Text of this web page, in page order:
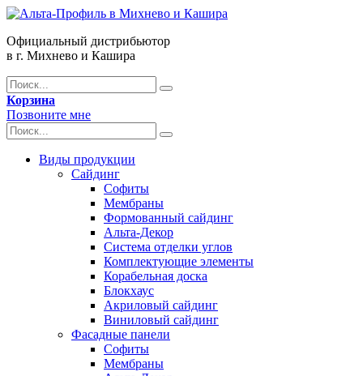
Официальный дистрибьютор
в г. Михнево и Кашира
Корзина
Позвоните мне
Виды продукции
Сайдинг
Софиты
Мембраны
Формованный сайдинг
Альта-Декор
Система отделки углов
Комплектующие элементы
Корабельная доска
Блокхаус
Акриловый сайдинг
Виниловый сайдинг
Фасадные панели
Софиты
Мембраны